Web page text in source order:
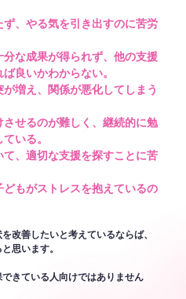
ず、やる気を引き出すのに苦労
分な成果が得られず、他の支援
良いかわからない。
が増え、関係が悪化してしまう
させるのが難しく、継続的に勉
いる。
て、適切な支援を探すことに苦
どもがストレスを抱えているの
改善したいと考えているならば、
思います。
きている人向けではありません